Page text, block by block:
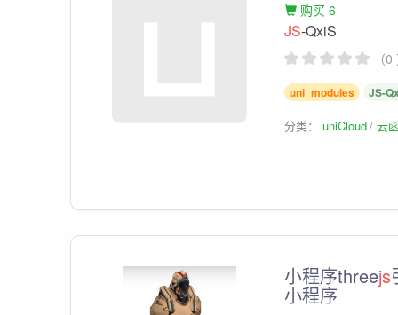
购买 6
JS-QxiS
（
uni_modules JS-
分类：uniCloud 云
小程序threejs
小程序